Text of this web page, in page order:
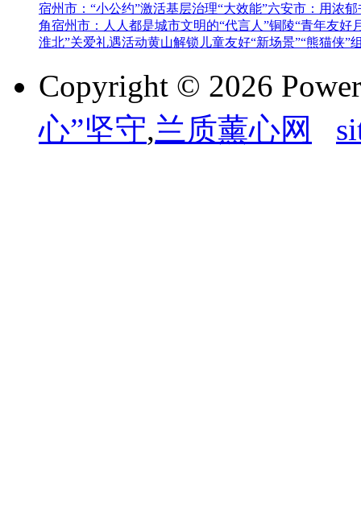
宿州市：“小公约”激活基层治理“大效能”六安市：用浓
角宿州市：人人都是城市文明的“代言人”铜陵“青年友好
淮北”关爱礼遇活动黄山解锁儿童友好“新场景”“熊猫侠”
Copyright © 2026
心”坚守,兰质薰心网